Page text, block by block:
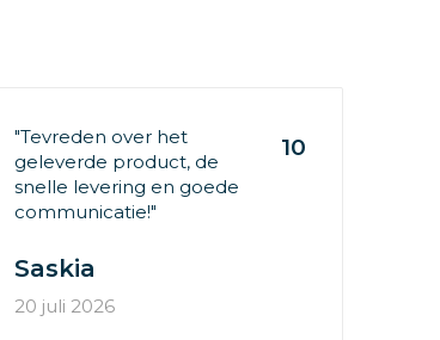
"Tevreden over het
geleverde product, de
snelle levering en goede
communicatie!"
10
Saskia
20 juli 2026